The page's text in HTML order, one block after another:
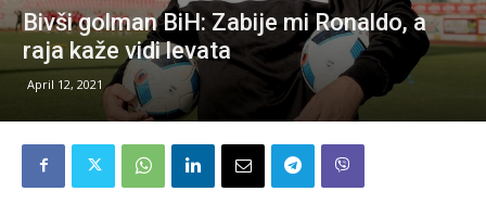
Bivši golman BiH: Zabije mi Ronaldo, a
raja kaže vidi levata
April 12, 2021